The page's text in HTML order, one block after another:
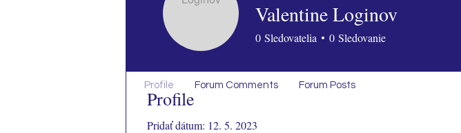
Profile
Pridať dátum: 12. 5. 2023
Valentine Loginov
0 Sledovatelia 0 Sledovanie
Profile Forum Comments Forum Posts